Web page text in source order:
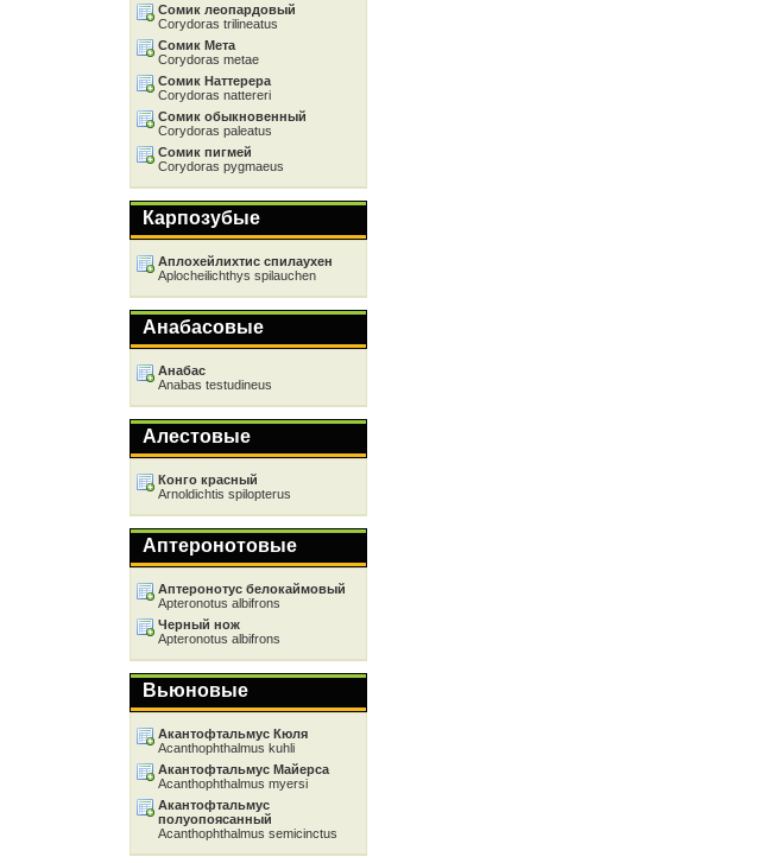
Сомик леопардовый
Corydoras trilineatus
Сомик Мета
Corydoras metae
Сомик Наттерера
Corydoras nattereri
Сомик обыкновенный
Corydoras paleatus
Сомик пигмей
Corydoras pygmaeus
Карпозубые
Аплохейлихтис спилаухен
Aplocheilichthys spilauchen
Анабасовые
Анабас
Anabas testudineus
Алестовые
Конго красный
Arnoldichtis spilopterus
Аптеронотовые
Аптеронотус белокаймовый
Apteronotus albifrons
Черный нож
Apteronotus albifrons
Вьюновые
Акантофтальмус Кюля
Acanthophthalmus kuhli
Акантофтальмус Майерса
Acanthophthalmus myersi
Акантофтальмус
полуопоясанный
Acanthophthalmus semicinctus